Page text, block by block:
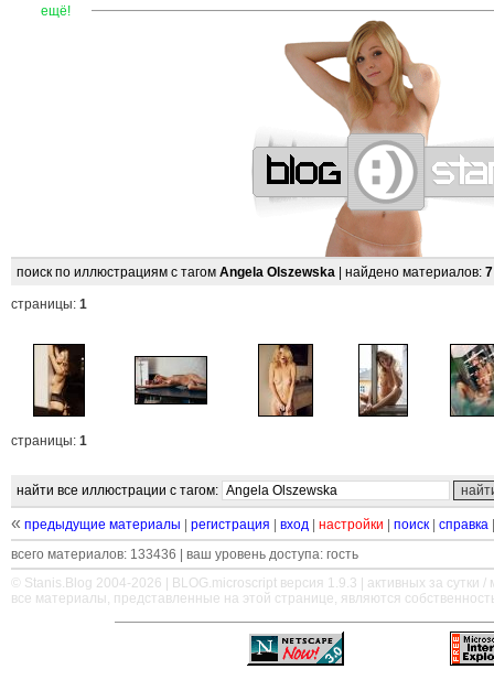
ещё! ——————————————————————
поиск по иллюстрациям с тагом Angela Olszewska | найдено материалов: 7
страницы: 1
страницы: 1
найти все иллюстрации с тагом:
« предыдущие материалы регистрация вход настройки поиск справка
всего материалов: 133436 | ваш уровень доступа: гость
© Stanis.Blog 2004-2026 |
BLOG.microscript версия 1.9.3 | активных за сутки /
все материалы, представленные на этой странице, являются
—————————————————————